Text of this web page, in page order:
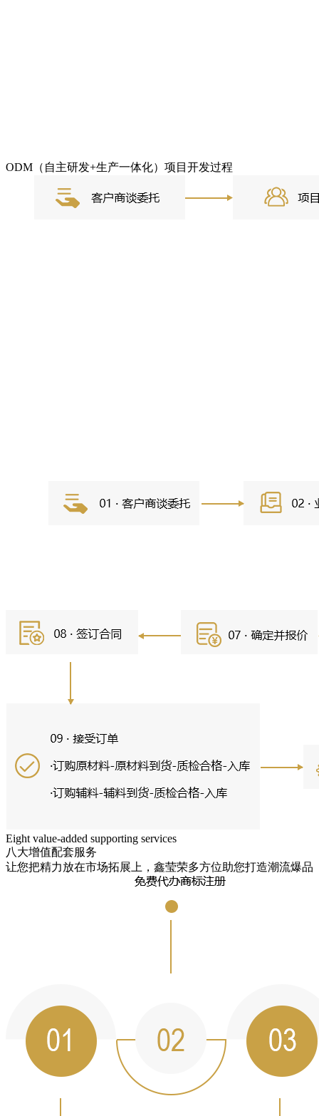
ODM（自主研发+生产一体化）项目开发过程
Eight value-added supporting services
八大增值配套服务
让您把精力放在市场拓展上，鑫莹荣多方位助您打造潮流爆品